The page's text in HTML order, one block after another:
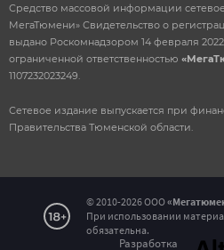
Сетевое издание выпускается при
Правительства Тюменской области.
Средство массовой информации
МегаТюмени» Свидетельство о
выдано Роскомнадзором 14 февраля
ограниченной ответственностью
1107232023249.
© 2010-2026 ООО
При использовании
обязательна.
Разработка
Сообщение об